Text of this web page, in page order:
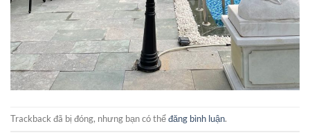
Trackback đã bị đóng, nhưng bạn có thểđăng bình luận.